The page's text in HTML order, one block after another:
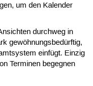
um den Kalender
durchweg in
gewöhnungsbedürftig,
einfügt. Einzig
Terminen begegnen